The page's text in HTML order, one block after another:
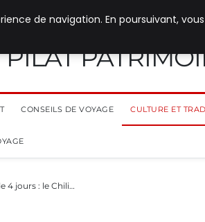
PILAT
CONSEILS DE VOYAGE CULTURE ET
4 jours : le Chili…
de navigation. En poursuivant,